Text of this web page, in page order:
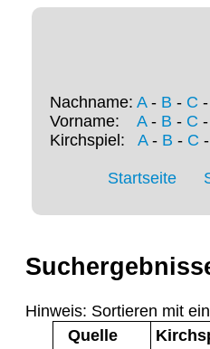
Nachname: A- B - C -
Vorname: A- B - C -
Kirchspiel: A- B - C -
Startseite
Hinweis: Sortieren mit
Quelle